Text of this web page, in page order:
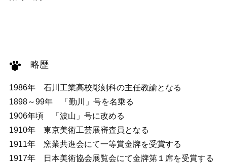
略歴
1986年 石川工業高校彫刻科の主任教諭となる
1898～99年 「勤川」号を名乗る
1906年頃 「波山」号に改める
1910年 東京美術工芸展審査員となる
1911年 窯業共進会にて一等賞金牌を受賞する
1917年 日本美術協会展覧会にて金牌第１席を受賞する